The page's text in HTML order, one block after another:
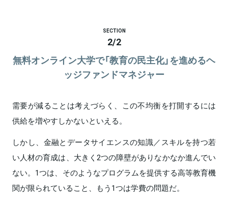
SECTION
2/2
無料オンライン大学で「教育の民主化」を進めるヘ
ッジファンドマネジャー
需要が減ることは考えづらく、この不均衡を打開するには
供給を増やすしかないといえる。
しかし、金融とデータサイエンスの知識／スキルを持つ若
い人材の育成は、大きく2つの障壁がありなかなか進んでい
ない。1つは、そのようなプログラムを提供する高等教育機
関が限られていること、もう1つは学費の問題だ。